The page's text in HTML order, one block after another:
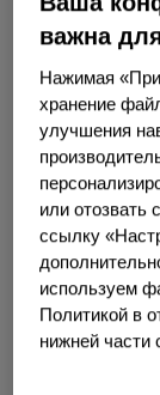
Как
здоровье
Одна из
здоровья
жира
приводит к
печени.
улучшить
важна
Нажимая
хранение
улучшения
или отозвать
ссылку
используем
Политикой в
нижней части